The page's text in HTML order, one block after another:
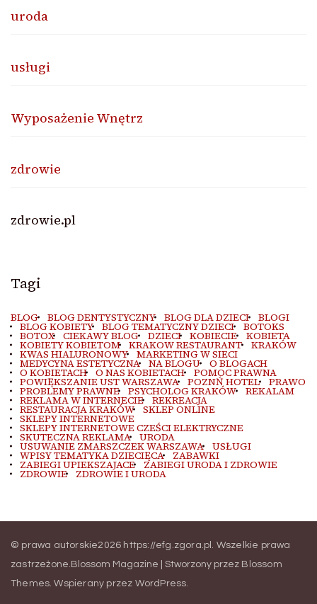
uroda
usługi
Wyposażenie Wnętrz
zdrowie
zdrowie.pl
Tagi
BLOG BLOG DENTYSTYCZNY BLOG DLA DZIECI BLOGI
BLOG KOBIETY BLOG TEMATYCZNY DZIECI BOTOKS
BOTOX CIEKAWY BLOG DZIECI KOBIECIE KOBIETA
KOBIETY KOBIETOM KRAKOW RESTAURANT KRAKÓW
KWAS HIALURONOWY MARKETING W SIECI
MEDYCYNA ESTETYCZNA NA BLOGU O BLOGACH
O KOBIETACH O NAS KOBIETACH POMOC PRAWNA
POWIĘKSZANIE UST WARSZAWA POZNŃ HOTEL PRAWO
PROBLEMY PRAWNE PSYCHOLOG KRAKÓW REKALAM
REKLAMA W INTERNECIE REKREACJA
RESTAURACJA KRAKÓW SKLEP ONLINE
SKLEPY INTERNETOWE
SKLEPY INTERNETOWE CZEŚCI ELEKTRYCZNE
SKUTECZNA REKLAMA URODA
USUWANIE ZMARSZCZEK WARSZAWA USŁUGI
WPISY TEMATYKA DZIECIĘCA ZABAWKI
ZABIEGI UPIEKSZAJACE ZABIEGI URODA I ZDROWIE
ZDROWIE ZDROWIE I URODA
© prawa autorskie2026 https://efg.zgora.pl . Wszelkie prawa
zastrzeżone.Blossom Magazine | Stworzony przez Blossom
Themes. Wspierany przez WordPress.